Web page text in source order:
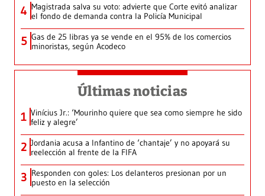
4 Magistrada salva su voto: advierte que Corte evitó analizar
el fondo de demanda contra la Policía Municipal
5 Gas de 25 libras ya se vende en el 95% de los comercios
minoristas, según Acodeco
Últimas noticias
1 Vinícius Jr.: ‘Mourinho quiere que sea como siempre he sido
feliz y alegre’
2 Jordania acusa a Infantino de ‘chantaje’ y no apoyará su
reelección al frente de la FIFA
3 Responden con goles: Los delanteros presionan por un
puesto en la selección